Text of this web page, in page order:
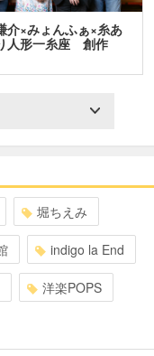
介×みょんふぁ×糸あ
人形一糸座 創作
堀ちえみ
indigo la End
洋楽POPS